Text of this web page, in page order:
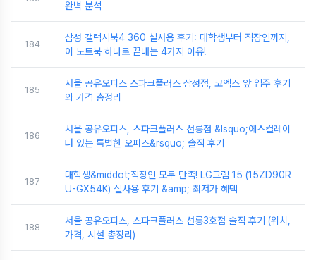
완벽 분석
184
삼성 갤럭시북4 360 실사용 후기: 대학생부터 직장인까지,
이 노트북 하나로 끝내는 4가지 이유!
185
서울 공유오피스 스파크플러스 삼성점, 코엑스 앞 입주 후기
와 가격 총정리
186
서울 공유오피스, 스파크플러스 선릉점 &lsquo;에스컬레이
터 있는 특별한 오피스&rsquo; 솔직 후기
187
대학생&middot;직장인 모두 만족! LG그램 15 (15ZD90R
U-GX54K) 실사용 후기 &amp; 최저가 혜택
188
서울 공유오피스, 스파크플러스 선릉3호점 솔직 후기 (위치,
가격, 시설 총정리)